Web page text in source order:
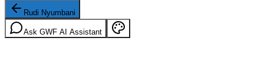
Rudi Nyumbani
Ask GWF AI Assistant